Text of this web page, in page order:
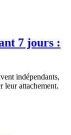
7 jours :
indépendants,
leur attachement.